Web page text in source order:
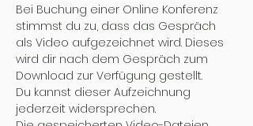
Bei Buchung einer Online Konferenz
stimmst du zu, dass das Gespräch
als Video aufgezeichnet wird. Dieses
wird dir nach dem Gespräch zum
Download zur Verfügung gestellt.
Du kannst dieser Aufzeichnung
jederzeit widersprechen.